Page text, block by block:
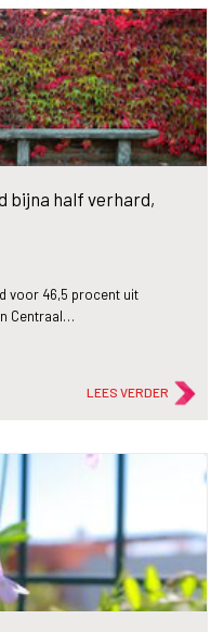
bijna half verhard,
voor 46,5 procent uit
Centraal…
LEES VERDER